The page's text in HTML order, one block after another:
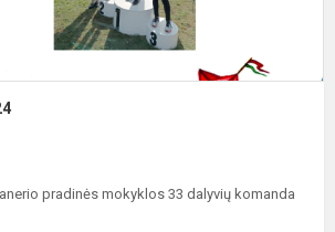
pradinės mokyklos 33 dalyvių komanda